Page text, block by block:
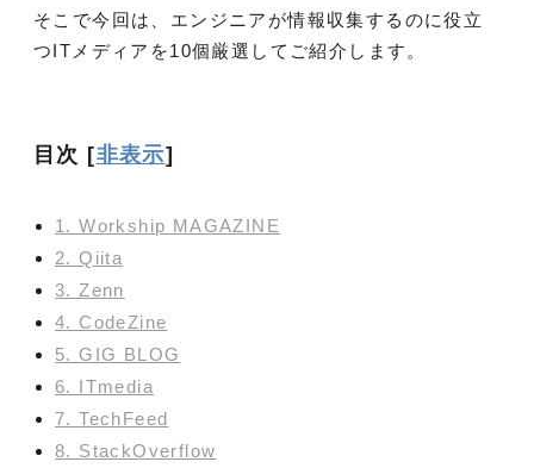
そこで今回は、エンジニアが情報収集するのに役立
つITメディアを10個厳選してご紹介します。
目次 [非表示]
1. Workship MAGAZINE
2. Qiita
3. Zenn
4. CodeZine
5. GIG BLOG
6. ITmedia
7. TechFeed
8. StackOverflow